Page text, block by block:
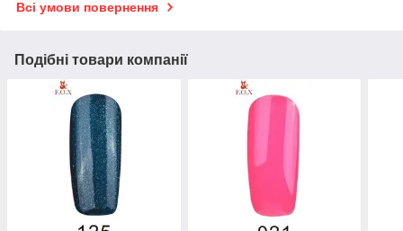
Всі умови повернення
Подібні товари компанії